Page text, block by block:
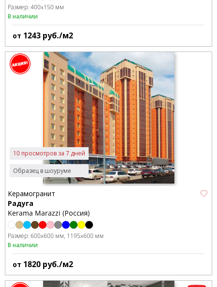
Размер: 400x150 мм
В наличии
от 1243 руб./м2
Образец в шоуруме
10 просмотров за 7 дней
Керамогранит
Радуга
Kerama Marazzi (Россия)
Размер: 600x600 мм 1195x600 мм
В наличии
от 1820 руб./м2